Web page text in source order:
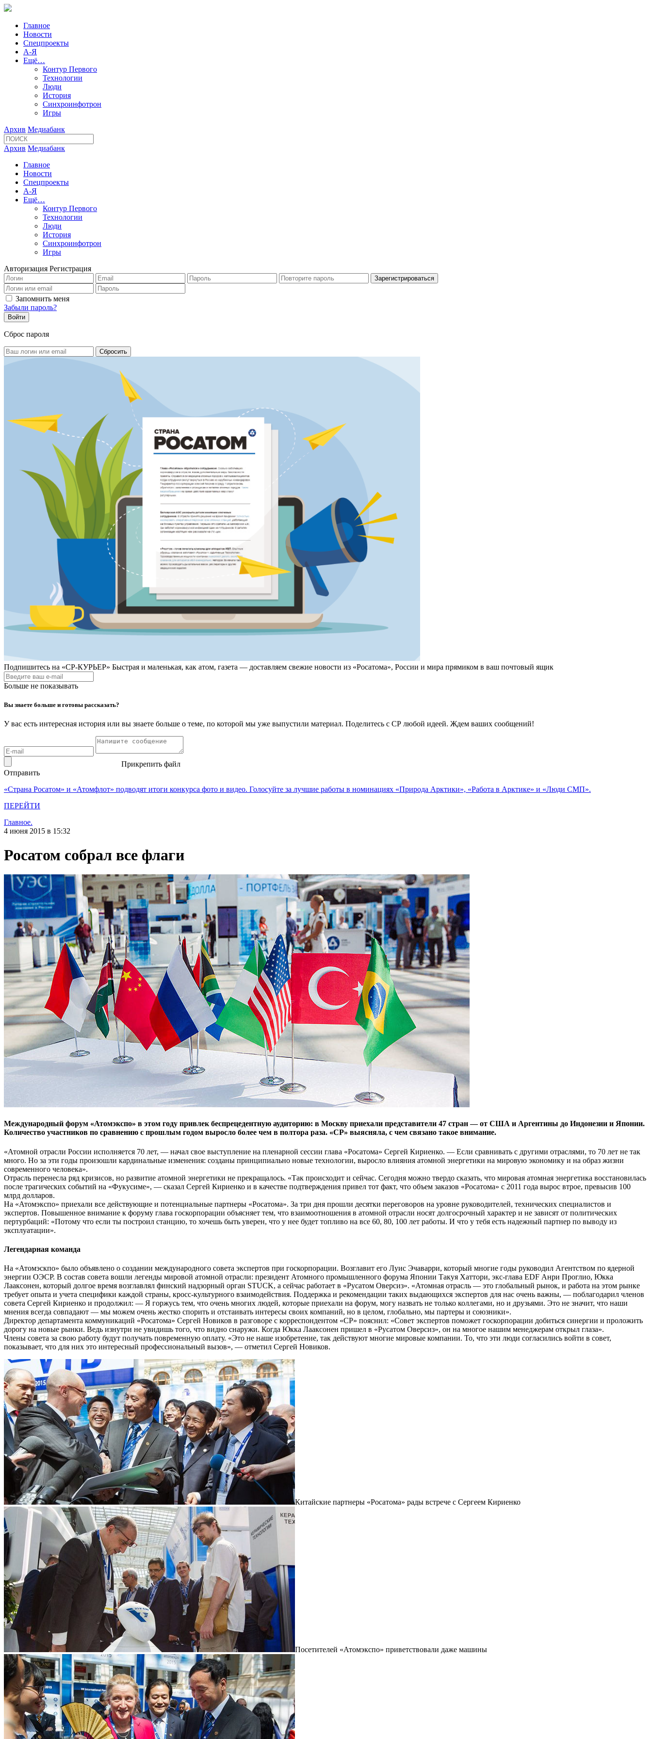
Главное
Новости
Спецпроекты
А-Я
Ещё…
Контур Первого
Технологии
Люди
История
Синхроинфотрон
Игры
Архив Медиабанк
Архив Медиабанк
Главное
Новости
Спецпроекты
А-Я
Ещё…
Контур Первого
Технологии
Люди
История
Синхроинфотрон
Игры
Авторизация Регистрация
Запомнить меня
Забыли пароль?
Сброс пароля
Подпишитесь на «СР-КУРЬЕР» Быстрая и маленькая, как атом, газета — доставляем свежие новости из «Росатома», России и мира прямиком в ваш почтовый ящик
Больше не показывать
Вы знаете больше и готовы рассказать?
У вас есть интересная история или вы знаете больше о теме, по которой мы уже выпустили материал. Поделитесь с СР любой идеей. Ждем ваших сообщений!
Прикрепить файл
Отправить
«Страна Росатом» и «Атомфлот» подводят итоги конкурса фото и видео. Голосуйте за лучшие работы в номинациях «Природа Арктики», «Работа в Арктике» и «Люди СМП».
ПЕРЕЙТИ
Главное.
4 июня 2015 в 15:32
Росатом собрал все флаги
Международный форум «Атомэкспо» в этом году привлек беспрецедентную аудиторию: в Москву приехали представители 47 стран — от США и Аргентины до Индонезии и Японии.
Количество участников по сравнению с прошлым годом выросло более чем в полтора раза. «СР» выясняла, с чем связано такое внимание.
«Атомной отрасли России исполняется 70 лет, — начал свое выступление на пленарной сессии глава «Росатома» Сергей Кириенко. — Если сравнивать с другими отраслями, то 70 лет не так
много. Но за эти годы произошли кардинальные изменения: созданы принципиально новые технологии, выросло влияния атомной энергетики на мировую экономику и на образ жизни
современного человека».
Отрасль перенесла ряд кризисов, но развитие атомной энергетики не прекращалось. «Так происходит и сейчас. Сегодня можно твердо сказать, что мировая атомная энергетика восстановилась
после трагических событий на «Фукусиме», — сказал Сергей Кириенко и в качестве подтверждения привел тот факт, что объем заказов «Росатома» с 2011 года вырос втрое, превысив 100
млрд долларов.
На «Атомэкспо» приехали все действующие и потенциальные партнеры «Росатома». За три дня прошли десятки переговоров на уровне руководителей, технических специалистов и
экспертов. Повышенное внимание к форуму глава госкорпорации объясняет тем, что взаимоотношения в атомной отрасли носят долгосрочный характер и не зависят от политических
пертурбаций: «Потому что если ты построил станцию, то хочешь быть уверен, что у нее будет топливо на все 60, 80, 100 лет работы. И что у тебя есть надежный партнер по выводу из
эксплуатации».
Легендарная команда
На «Атомэскпо» было объявлено о создании международного совета экспертов при госкорпорации. Возглавит его Луис Эчаварри, который многие годы руководил Агентством по ядерной
энергии ОЭСР. В состав совета вошли легенды мировой атомной отрасли: президент Атомного промышленного форума Японии Такуя Хаттори, экс-глава EDF Анри Проглио, Юкка
Лааксонен, который долгое время возглавлял финский надзорный орган STUCK, а сейчас работает в «Русатом Оверсиз». «Атомная отрасль — это глобальный рынок, и работа на этом рынке
требует опыта и учета специфики каждой страны, кросс-культурного взаимодействия. Поддержка и рекомендации таких выдающихся экспертов для нас очень важны, — поблагодарил членов
совета Сергей Кириенко и продолжил: — Я горжусь тем, что очень многих людей, которые приехали на форум, могу назвать не только коллегами, но и друзьями. Это не значит, что наши
мнения всегда совпадают — мы можем очень жестко спорить и отстаивать интересы своих компаний, но в целом, глобально, мы партеры и союзники».
Директор департамента коммуникаций «Росатома» Сергей Новиков в разговоре с корреспондентом «СР» пояснил: «Совет экспертов поможет госкорпорации добиться синергии и проложить
дорогу на новые рынки. Ведь изнутри не увидишь того, что видно снаружи. Когда Юкка Лааксонен пришел в «Русатом Оверсиз», он на многое нашим менеджерам открыл глаза».
Члены совета за свою работу будут получать повременную оплату. «Это не наше изобретение, так действуют многие мировые компании. То, что эти люди согласились войти в совет,
показывает, что для них это интересный профессиональный вызов», — отметил Сергей Новиков.
Китайские партнеры «Росатома» рады встрече с Сергеем Кириенко
Посетителей «Атомэкспо» приветствовали даже машины